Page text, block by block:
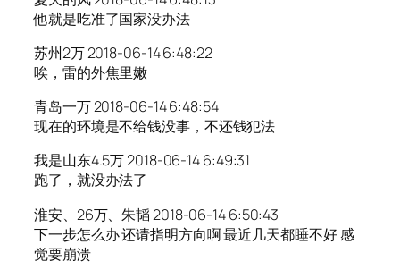
他就是吃准了国家没办法
苏州2万 2018-06-14 6:48:22
唉，雷的外焦里嫩
青岛一万 2018-06-14 6:48:54
现在的环境是不给钱没事，不还钱犯法
我是山东4.5万 2018-06-14 6:49:31
跑了，就没办法了
淮安、26万、朱韬 2018-06-14 6:50:43
下一步怎么办 还请指明方向啊 最近几天都睡不好 感
觉要崩溃